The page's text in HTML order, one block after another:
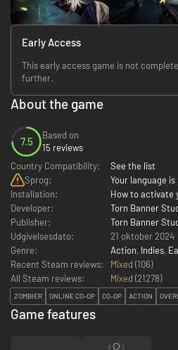
Early Access
This early access game is not
further.
About the game
7.5
Based on
15 reviews
Country Compatibility:
See the list
Sprog:
Your language
Installation:
How to activate
Developer:
Torn Banner
Publisher:
Torn Banner
Udgivelsesdato:
21 oktober 2024
Genre:
Action, Indies,
Recent Steam reviews:
Mixed (106)
All Steam reviews:
Mixed (21278)
ZOMBIER ONLINE CO-OP CO-OP ACTION
Game features